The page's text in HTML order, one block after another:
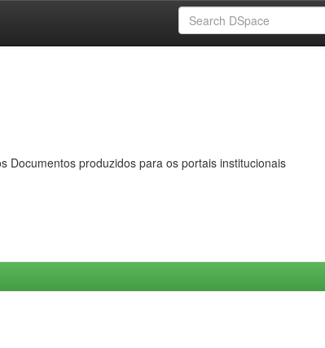
Documentos produzidos para os portais institucionais